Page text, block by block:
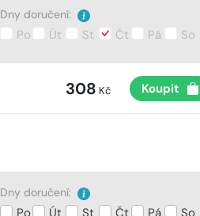
Dny doručení:
Po Út St Čt Pá So
308 Kč Koupit
Dny doručení:
Po Út St Čt Pá So